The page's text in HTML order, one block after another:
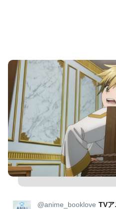
@anime_booklove TVア